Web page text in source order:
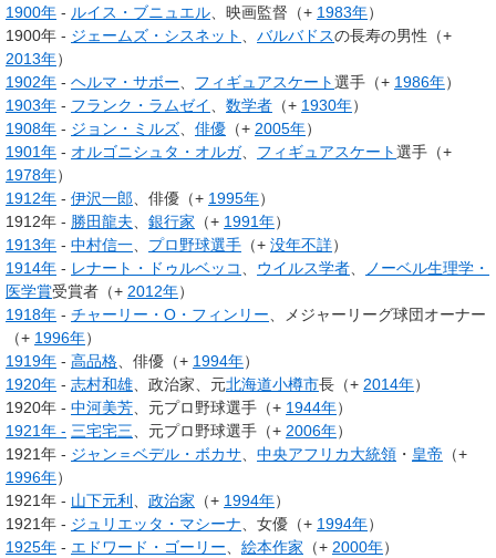
1900年 - ルイス・ブニュエル 、映画監督（+ 1983年）
1900年 - ジェームズ・シスネット バルバドスの長寿の男性（+
2013年）
1902年 - ヘルマ・サボー フィギュアスケート選手（+ 1986年）
1903年 - フランク・ラムゼイ 数学者 （+ 1930年）
1908年 - ジョン・ミルズ 俳優 （+ 2005年）
1901年 - オルゴニシュタ・オルガ、 フィギュアスケート選手（+
1978年）
1912年 - 伊沢一郎 、俳優（+ 1995年）
1912年 - 勝田龍夫 銀行家 （+ 1991年）
1913年 - 中村信一 プロ野球選手 （+ 没年不詳）
1914年 - レナート・ドゥルベッコ ウイルス学者
ノーベル生理学・
医学賞受賞者（+ 2012年）
1918年 - チャーリー・O・フィンリー 、メジャーリーグ球団オーナー
（+ 1996年）
1919年 - 高品格 、俳優（+ 1994年）
1920年 - 志村和雄 、政治家、元北海道小樽市長（+ 2014年）
1920年 - 中河美芳 、元プロ野球選手（+ 1944年）
1921年 - 三宅宅三 、元プロ野球選手（+ 2006年）
1921年 - ジャン＝ベデル・ボカサ 中央アフリカ大統領 ・ 皇帝 （+
1996年）
1921年 - 山下元利 政治家 （+ 1994年）
1921年 - ジュリエッタ・マシーナ 、女優（+ 1994年）
1925年 - エドワード・ゴーリー 絵本作家 （+ 2000年）